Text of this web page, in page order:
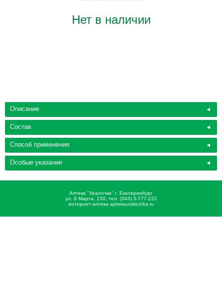
Нет в наличии
Описание
Состав
Способ применения
Особые указания
Аптека "Уралочка" г. Екатеринбург
ул. 8 Марта, 150, тел. (343) 3-777-222
интернет-аптека aptekauralochka.ru